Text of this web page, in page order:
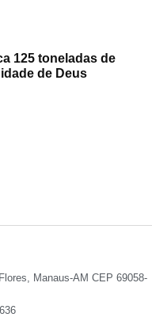
125 toneladas de
de Deus
Manaus-AM CEP 69058-